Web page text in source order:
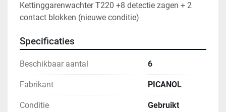
Kettinggarenwachter T220 +8 detectie zagen + 2
contact blokken (nieuwe conditie)
Specificaties
Beschikbaar aantal 6
Fabrikant PICANOL
Conditie Gebruikt